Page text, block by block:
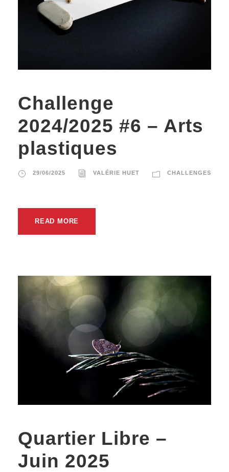
Challenge
2024/2025 #6 – Arts
plastiques
29/06/2025 VALÉRIE HUET CHALLENGES
READ MORE
Quartier Libre –
Juin 2025